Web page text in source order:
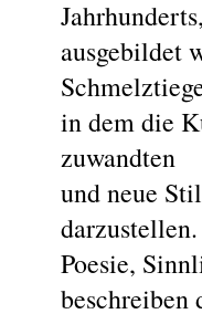
ausgebildet
in dem die
zuwandten
und neue
darzustellen.
Poesie,
beschreiben